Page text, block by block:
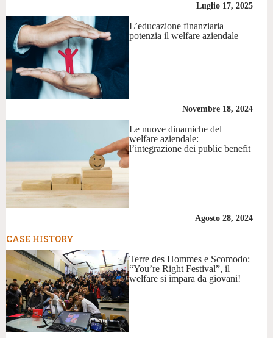
Luglio 17, 2025
L’educazione finanziaria
potenzia il welfare aziendale
Novembre 18, 2024
Le nuove dinamiche del
welfare aziendale:
l’integrazione dei public benefit
Agosto 28, 2024
CASE HISTORY
Terre des Hommes e Scomodo:
“You’re Right Festival”, il
welfare si impara da giovani!